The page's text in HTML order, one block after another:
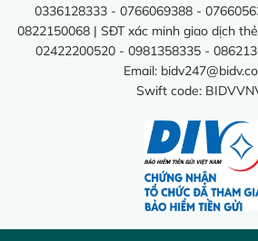
0336128333 - 0766069388 -
0822150068 | SĐT xác minh giao dịch
02422200520 - 0981358335 -
Email:
Swift code: